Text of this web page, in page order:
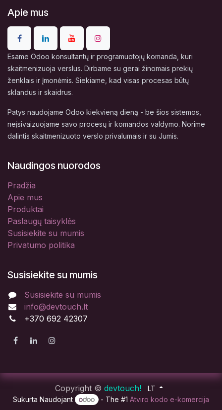
Apie mus
Esame Odoo konsultantų ir programuotojų komanda, kuri
skaitmenizuoja verslus. Dirbame su gerai žinomais prekių
ženklais ir įmonėmis. Siekiame, kad visas procesas būtų
sklandus ir skaidrus.
Patys naudojame Odoo kiekvieną dieną - be šios sistemos,
neįsivaizuojame savo procesų ir komandos valdymo. Norime
dalintis skaitmenizuoto verslo privalumais ir su Jumis.
Naudingos nuorodos
Pradžia
Apie mus
Produktai
Paslaugų taisyklės
Susisiekite su mumis
Privatumo politika
Susisiekite su mumis
Susisiekite su mumis
info@devtouch.lt
+370 692 42307
Copyright © devtouch!
LT
Sukurta Naudojant
- The #1Atviro kodo e-komercija